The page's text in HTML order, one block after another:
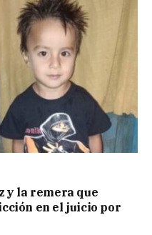
y la remera que
en el juicio por